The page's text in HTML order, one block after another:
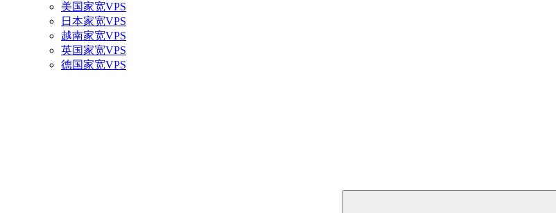
美国家宽VPS
日本家宽VPS
越南家宽VPS
英国家宽VPS
德国家宽VPS